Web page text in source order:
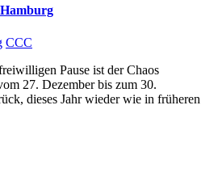
CCC
Pause ist der Chaos
27. Dezember bis zum 30.
dieses Jahr wieder wie in früheren